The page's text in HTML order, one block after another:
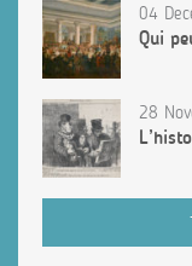
04
Qui
28